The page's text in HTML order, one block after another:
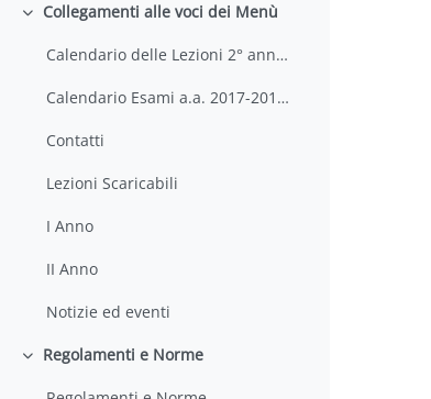
Minimizza
Collegamenti alle voci dei Menù
Calendario delle Lezioni 2° anno 2° semestre a.a. 2017-2018
Calendario Esami a.a. 2017-2018 (aggiornato al 17 maggio 2018)
Contatti
Lezioni Scaricabili
I Anno
II Anno
Notizie ed eventi
Minimizza
Regolamenti e Norme